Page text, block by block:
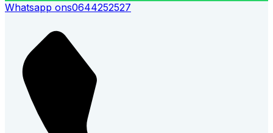
Whatsapp ons0644252527